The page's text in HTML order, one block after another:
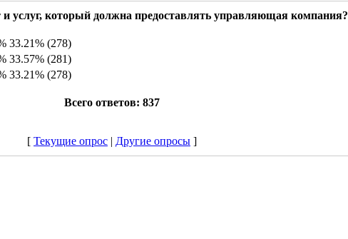
и услуг, который должна предоставлять управляющая компания?
33.21% (278)
33.57% (281)
33.21% (278)
Всего ответов: 837
[ Текущие опрос | Другие опросы ]